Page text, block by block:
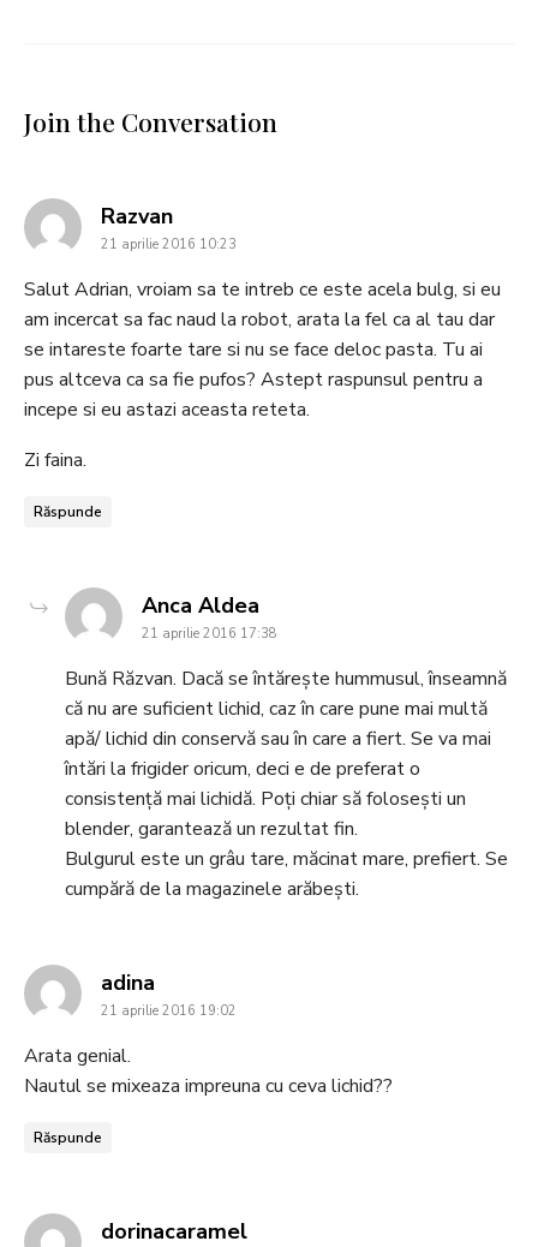
Join the Conversation
Razvansays:
21 aprilie 2016 10:23
Salut Adrian, vroiam sa te intreb ce este acela bulg, si eu
am incercat sa fac naud la robot, arata la fel ca al tau dar
se intareste foarte tare si nu se face deloc pasta. Tu ai
pus altceva ca sa fie pufos? Astept raspunsul pentru a
incepe si eu astazi aceasta reteta.
Zi faina.
Răspunde
Anca Aldea
21 aprilie 2016 17:38
Bună Răzvan. Dacă se întărește hummusul, înseamnă
că nu are suficient lichid, caz în care pune mai multă
apă/ lichid din conservă sau în care a fiert. Se va mai
întări la frigider oricum, deci e de preferat o
consistență mai lichidă. Poți chiar să folosești un
blender, garantează un rezultat fin.
Bulgurul este un grâu tare, măcinat mare, prefiert. Se
cumpără de la magazinele arăbești.
adina
21 aprilie 2016 19:02
Arata genial.
Nautul se mixeaza impreuna cu ceva lichid??
Răspunde
dorinacaramelsays: